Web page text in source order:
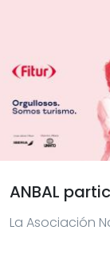
ANBAL
La Asociación